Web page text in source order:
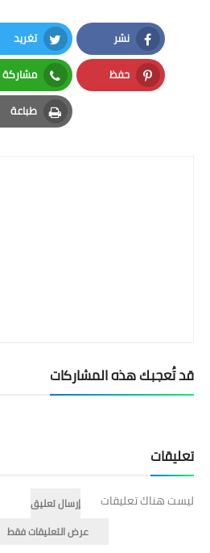
نشر
Facebook
تغريد
Twitter
حفظ
Pinterest
مشاركة
Whatsapp
طباعة
Print
قد تُعجبك هذه المشاركات
تعليقات
ليست هناك تعليقات
إرسال تعليق
عرض التعليقات فقط